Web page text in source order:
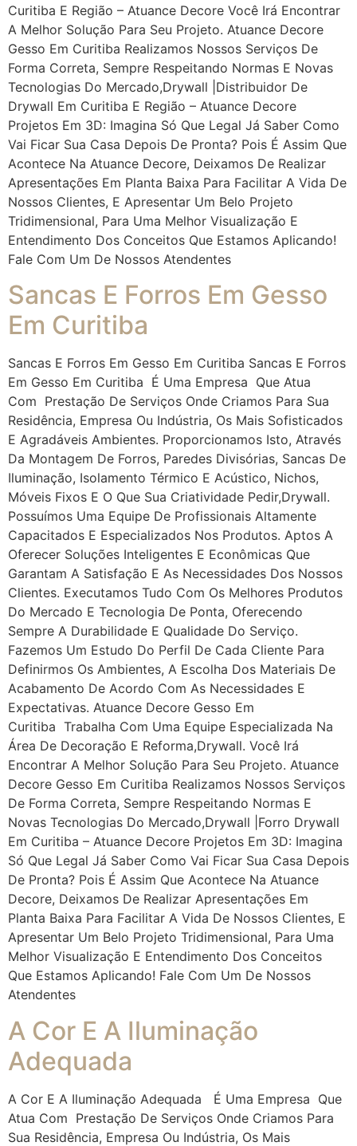
Curitiba E Região – Atuance Decore Você Irá Encontrar
A Melhor Solução Para Seu Projeto. Atuance Decore
Gesso Em Curitiba Realizamos Nossos Serviços De
Forma Correta, Sempre Respeitando Normas E Novas
Tecnologias Do Mercado,drywall |Distribuidor De
Drywall Em Curitiba E Região – Atuance Decore
Projetos Em 3D: Imagina Só Que Legal Já Saber Como
Vai Ficar Sua Casa Depois De Pronta? Pois É Assim Que
Acontece Na Atuance Decore, Deixamos De Realizar
Apresentações Em Planta Baixa Para Facilitar A Vida De
Nossos Clientes, E Apresentar Um Belo Projeto
Tridimensional, Para Uma Melhor Visualização E
Entendimento Dos Conceitos Que Estamos Aplicando!
Fale Com Um De Nossos Atendentes
Sancas E Forros Em Gesso
Em Curitiba
Sancas E Forros Em Gesso Em Curitiba Sancas E Forros
Em Gesso Em Curitiba É Uma Empresa Que Atua
Com Prestação De Serviços Onde Criamos Para Sua
Residência, Empresa Ou Indústria, Os Mais Sofisticados
E Agradáveis Ambientes. Proporcionamos Isto, Através
Da Montagem De Forros, Paredes Divisórias, Sancas De
Iluminação, Isolamento Térmico E Acústico, Nichos,
Móveis Fixos E O Que Sua Criatividade Pedir,drywall.
Possuímos Uma Equipe De Profissionais Altamente
Capacitados E Especializados Nos Produtos. Aptos A
Oferecer Soluções Inteligentes E Econômicas Que
Garantam A Satisfação E As Necessidades Dos Nossos
Clientes. Executamos Tudo Com Os Melhores Produtos
Do Mercado E Tecnologia De Ponta, Oferecendo
Sempre A Durabilidade E Qualidade Do Serviço.
Fazemos Um Estudo Do Perfil De Cada Cliente Para
Definirmos Os Ambientes, A Escolha Dos Materiais De
Acabamento De Acordo Com As Necessidades E
Expectativas. Atuance Decore Gesso Em
Curitiba Trabalha Com Uma Equipe Especializada Na
Área De Decoração E Reforma,drywall. Você Irá
Encontrar A Melhor Solução Para Seu Projeto. Atuance
Decore Gesso Em Curitiba Realizamos Nossos Serviços
De Forma Correta, Sempre Respeitando Normas E
Novas Tecnologias Do Mercado,drywall |Forro Drywall
Em Curitiba – Atuance Decore Projetos Em 3D: Imagina
Só Que Legal Já Saber Como Vai Ficar Sua Casa Depois
De Pronta? Pois É Assim Que Acontece Na Atuance
Decore, Deixamos De Realizar Apresentações Em
Planta Baixa Para Facilitar A Vida De Nossos Clientes, E
Apresentar Um Belo Projeto Tridimensional, Para Uma
Melhor Visualização E Entendimento Dos Conceitos
Que Estamos Aplicando! Fale Com Um De Nossos
Atendentes
A Cor E A Iluminação
Adequada
A Cor E A Iluminação Adequada É Uma Empresa Que
Atua Com Prestação De Serviços Onde Criamos Para
Sua Residência, Empresa Ou Indústria, Os Mais